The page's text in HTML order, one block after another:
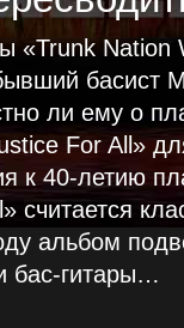
«Trunk Nation
басист
ли ему о
For All»
к 40-летию
альбом
бас-гитары…